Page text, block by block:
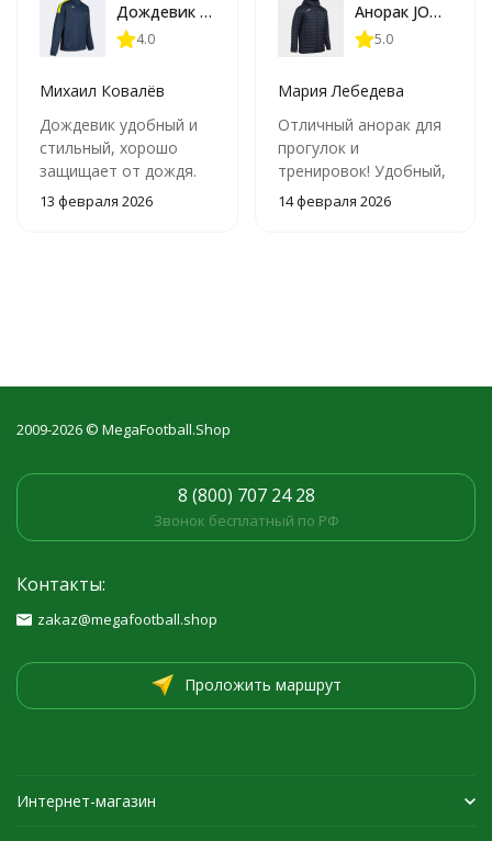
Дождевик JOMA ALASKA Темно синий
4.0
Михаил Ковалёв
Дождевик удобный и
стильный, хорошо
защищает от дождя.
Капюшон
13 февраля 2026
Анорак JOMA URBAN V 103798 331
5.0
Мария Лебедева
Отличный анорак для
прогулок и
тренировок! Удобный,
теплый и стильный.
14 февраля 2026
2009-2026 © MegaFootball.Shop
8 (800) 707 24 28
Звонок бесплатный по РФ
Контакты:
zakaz@megafootball.shop
Проложить маршрут
Интернет-магазин